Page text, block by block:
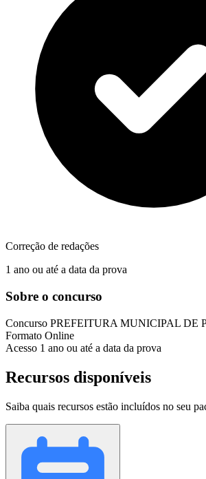
Correção de redações
1 ano ou até a data da prova
Sobre o concurso
Concurso PREFEITURA MUNICIPAL DE
Formato Online
Acesso 1 ano ou até a data da prova
Recursos disponíveis
Saiba quais recursos estão incluídos no seu